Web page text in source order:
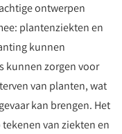
ontwerpen
plantenziekten en
kunnen
kunnen zorgen voor
van planten, wat
kan brengen. Het
van ziekten en